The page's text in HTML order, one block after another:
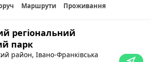
Маршрути Проживання
регіональний
парк
район, Івано-Франківська